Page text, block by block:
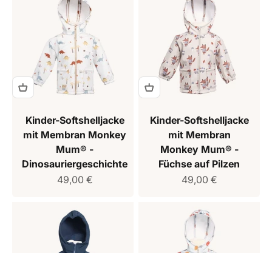
Kinder-Softshelljacke
mit Membran Monkey
Mum® -
Dinosauriergeschichte
Verkaufspreis
49,00 €
Kinder-Softshelljacke
mit Membran
Monkey Mum® -
Füchse auf Pilzen
Verkaufspreis
49,00 €